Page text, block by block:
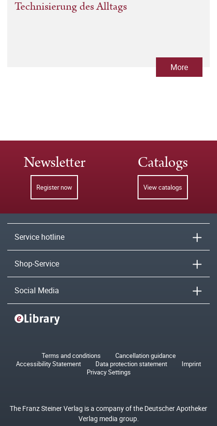
Technisierung des Alltags
More
Newsletter
Register now
Catalogs
View catalogs
Service hotline
Shop-Service
Social Media
Terms and conditions
Cancellation guidance
Accessibility Statement
Data protection statement
Imprint
Privacy Settings
The Franz Steiner Verlag is a company of the Deutscher Apotheker
Verlag media group.